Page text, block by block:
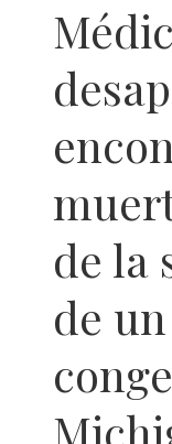
de la
de